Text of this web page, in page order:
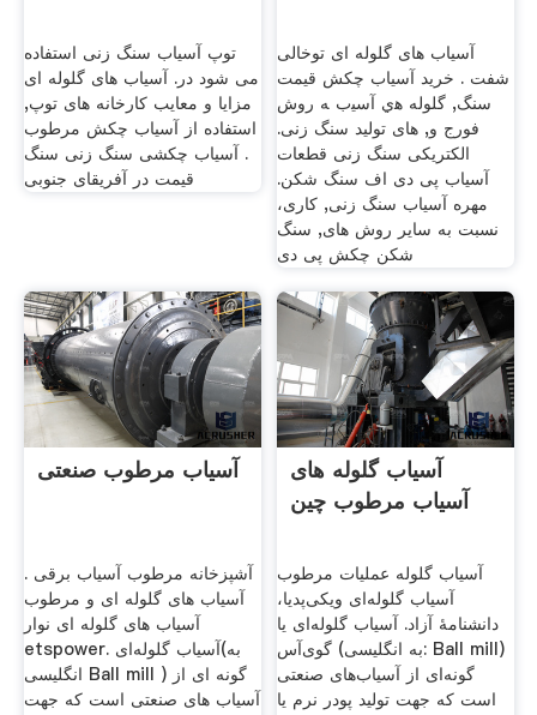
توپ آسیاب سنگ زنی استفاده
می شود در. آسیاب های گلوله ای
مزایا و معایب کارخانه های توپ,
استفاده از آسیاب چکش مرطوب
. آسیاب چکشی سنگ زنی سنگ
قیمت در آفریقای جنوبی
آسیاب های گلوله ای توخالی
شفت . خرید آسیاب چکش قیمت
سنگ, ﮔﻠﻮﻟﻪ ﻫي آﺳﯿب ﻪ روش
ﻓﻮرج و, های تولید سنگ زنی.
الکتریکی سنگ زنی قطعات
آسیاب پی دی اف سنگ شکن.
مهره آسیاب سنگ زنی, کاری،
نسبت به سایر روش های, سنگ
شکن چکش پی دی
آسیاب مرطوب صنعتی
آشپزخانه مرطوب آسیاب برقی .
آسیاب های گلوله ای و مرطوب
آسیاب های گلوله ای نوار
etspower. آسیاب گلوله‌ای(به
انگلیسی Ball mill ) گونه ای از
آسیاب های صنعتی است که جهت
آسیاب گلوله های
آسیاب مرطوب چین
آسیاب گلوله عملیات مرطوب
آسیاب گلوله‌ای ویکی‌پدیا،
دانشنامهٔ آزاد. آسیاب گلوله‌ای یا
گوی‌آس (به انگلیسی: Ball mill)
گونه‌ای از آسیاب‌های صنعتی
است که جهت تولید پودر نرم یا